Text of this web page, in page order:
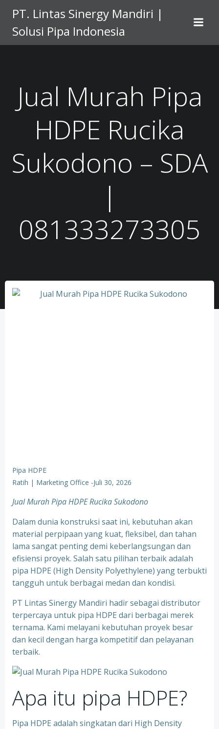
to
content
PT. Lintas Sinergy Mandiri |
Solusi Pipa Indonesia
Jual Murah Pipa
HDPE Rucika
Sukodono – SDA
|
081333273305
Pipa HDPE
Ratih | Marketing Office -Juli 30, 2026
Jual Murah Pipa HDPE Rucika Sukodono
Dalam dunia konstruksi saat ini, kebutuhan akan
material perpipaan yang kuat, fleksibel, dan tahan
lama sangat penting demi keberlangsungan dan
efisiensi proyek. Salah satu pilihan terbaik adalah
pipa HDPE (High Density Polyethylene) yang terbukti
tangguh untuk berbagai medan dan kondisi.
PT Lintas Sinergy Mandiri hadir sebagai distributor
terpercaya untuk pipa HDPE dari berbagai merek
ternama. Kami melayani kebutuhan proyek besar
dan kecil dengan harga kompetitif dan pelayanan
terbaik.
Apa itu pipa HDPE?
Pipa HDPE adalah singkatan dari High Density